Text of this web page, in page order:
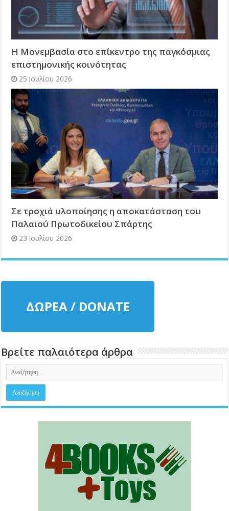
Η Μονεμβασία στο επίκεντρο της παγκόσμιας
επιστημονικής κοινότητας
25 Ιουλίου 2026
Σε τροχιά υλοποίησης η αποκατάσταση του
Παλαιού Πρωτοδικείου Σπάρτης
23 Ιουλίου 2026
ΔΩΡΕΑ / DONATE
Βρείτε παλαιότερα άρθρα